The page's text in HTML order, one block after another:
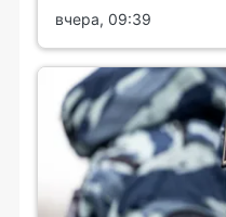
вчера, 09:39